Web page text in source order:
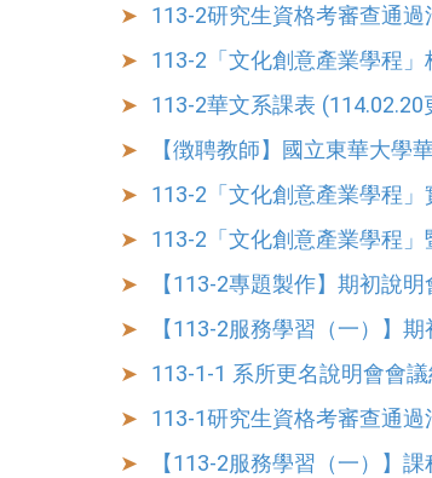
113-2研究生資格考審查通過
113-2「文化創意產業學程
113-2華文系課表 (114.02.20
【徴聘教師】國立東華大學
113-2「文化創意產業學程
113-2「文化創意產業學程
【113-2專題製作】期初說
【113-2服務學習（一）】
113-1-1 系所更名說明會會
113-1研究生資格考審查通過
【113-2服務學習（一）】